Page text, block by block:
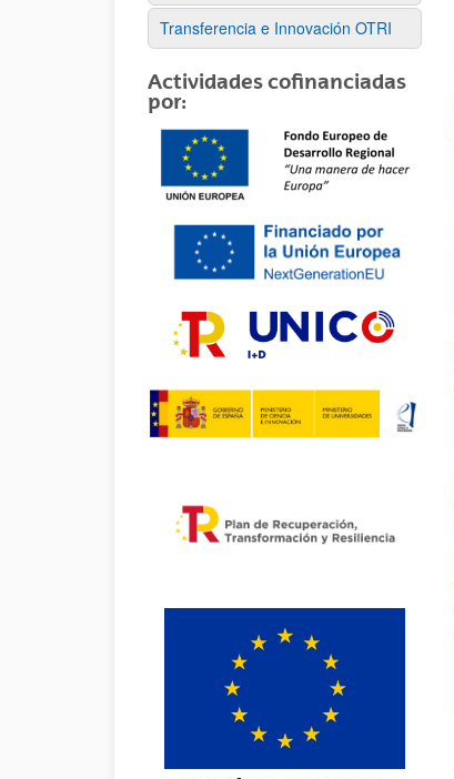
Transferencia e Innovación OTRI
Actividades cofinanciadas
por: